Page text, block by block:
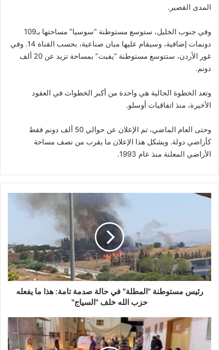
المدى القصير.
وفي جنوب الخليل، ستوسع مستوطنة “سوسيا” مساحتها بـ109
دونمات إضافية، وسيقام عليها مبان صناعية، بحسب القناة 14. وفي
غور الأردن، ستتوسع مستوطنة “يفيت” بمساحة تزيد عن 20 ألف
دونم.
وتعد الخطوة الحالية هي واحدة من أكبر الخطوات في العقود
الأخيرة، منذ اتفاقيات أوسلو.
وحتى العام الماضي، تم الإعلان عن حوالي 50 ألف دونم فقط
كأراضي دولة. ويشكل هذا الإعلان ما يقرب من نصف مساحة
الأراضي المعلنة منذ عام 1993.
ر
س
ت
و
ط
ا
ل
م
رئيس مستوطنة "المطلة" في حالة صدمة تامة: هذا ما يفعله
حزب الله خلف "السياج"
3
0
ش